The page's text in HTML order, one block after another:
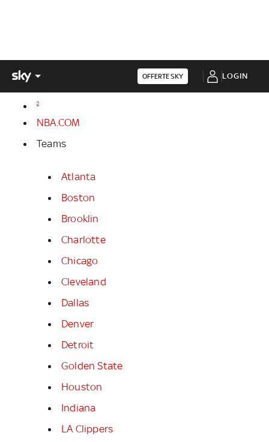
OFFERTE SKY LOGIN
NBA.COM
Teams
Atlanta
Boston
Brooklin
Charlotte
Chicago
Cleveland
Dallas
Denver
Detroit
Golden State
Houston
Indiana
LA Clippers